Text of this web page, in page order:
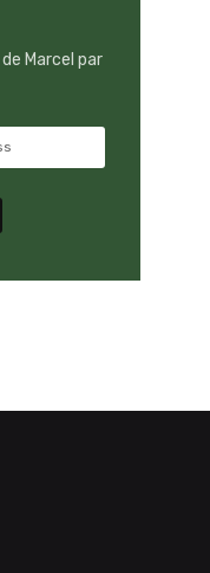
Marcel par